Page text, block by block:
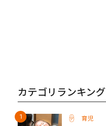
カテゴリランキング
育児